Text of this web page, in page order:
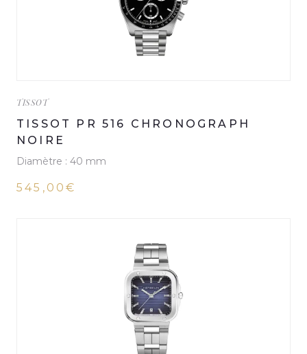
TISSOT
TISSOT PR 516 CHRONOGRAPH
NOIRE
Diamètre : 40 mm
545,00€